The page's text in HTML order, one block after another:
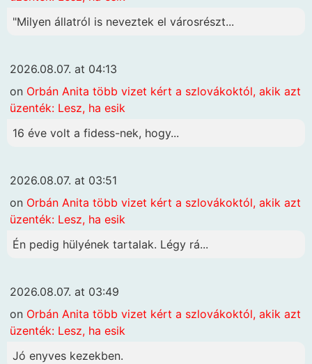
"Milyen állatról is neveztek el városrészt...
2026.08.07. at 04:13
on Orbán Anita több vizet kért a szlovákoktól, akik azt
üzenték: Lesz, ha esik
16 éve volt a fidess-nek, hogy...
2026.08.07. at 03:51
on Orbán Anita több vizet kért a szlovákoktól, akik azt
üzenték: Lesz, ha esik
Én pedig hülyének tartalak. Légy rá...
2026.08.07. at 03:49
on Orbán Anita több vizet kért a szlovákoktól, akik azt
üzenték: Lesz, ha esik
Jó enyves kezekben.